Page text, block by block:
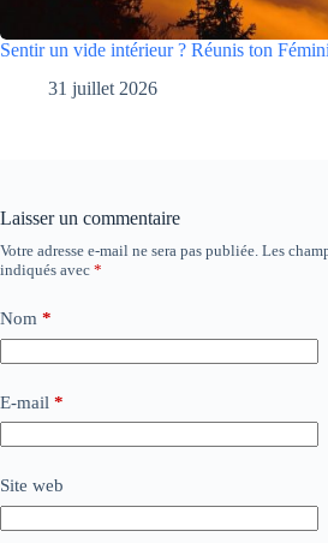
Sentir un vide intérieur ? Réunis ton
31 juillet 2026
Laisser un commentaire
Votre adresse e-mail ne sera pas publiée. Les
indiqués avec *
Nom *
E-mail *
Site web